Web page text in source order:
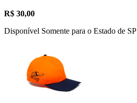
R$ 30,00
Disponível Somente para o Estado de SP